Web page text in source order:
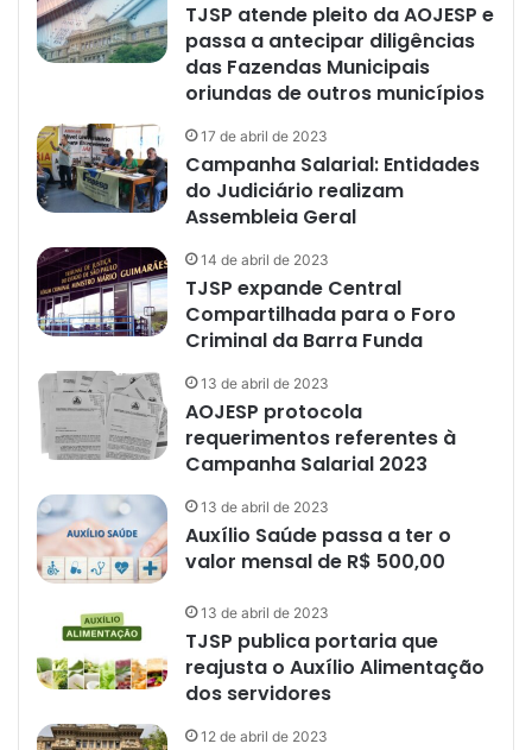
TJSP atende pleito da AOJESP e
passa a antecipar diligências
das Fazendas Municipais
oriundas de outros municípios
17 de abril de 2023
Campanha Salarial: Entidades
do Judiciário realizam
Assembleia Geral
14 de abril de 2023
TJSP expande Central
Compartilhada para o Foro
Criminal da Barra Funda
13 de abril de 2023
AOJESP protocola
requerimentos referentes à
Campanha Salarial 2023
13 de abril de 2023
Auxílio Saúde passa a ter o
valor mensal de R$ 500,00
13 de abril de 2023
TJSP publica portaria que
reajusta o Auxílio Alimentação
dos servidores
12 de abril de 2023